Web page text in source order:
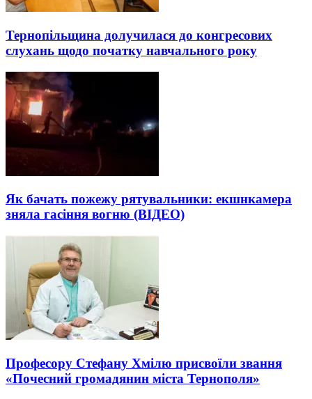
Тернопільщина долучилася до конгресових
слухань щодо початку навчального року
Як бачать пожежу рятувальники: екшнкамера
зняла гасіння вогню (ВІДЕО)
Професору Стефану Хмілю присвоїли звання
«Почесний громадянин міста Тернополя»